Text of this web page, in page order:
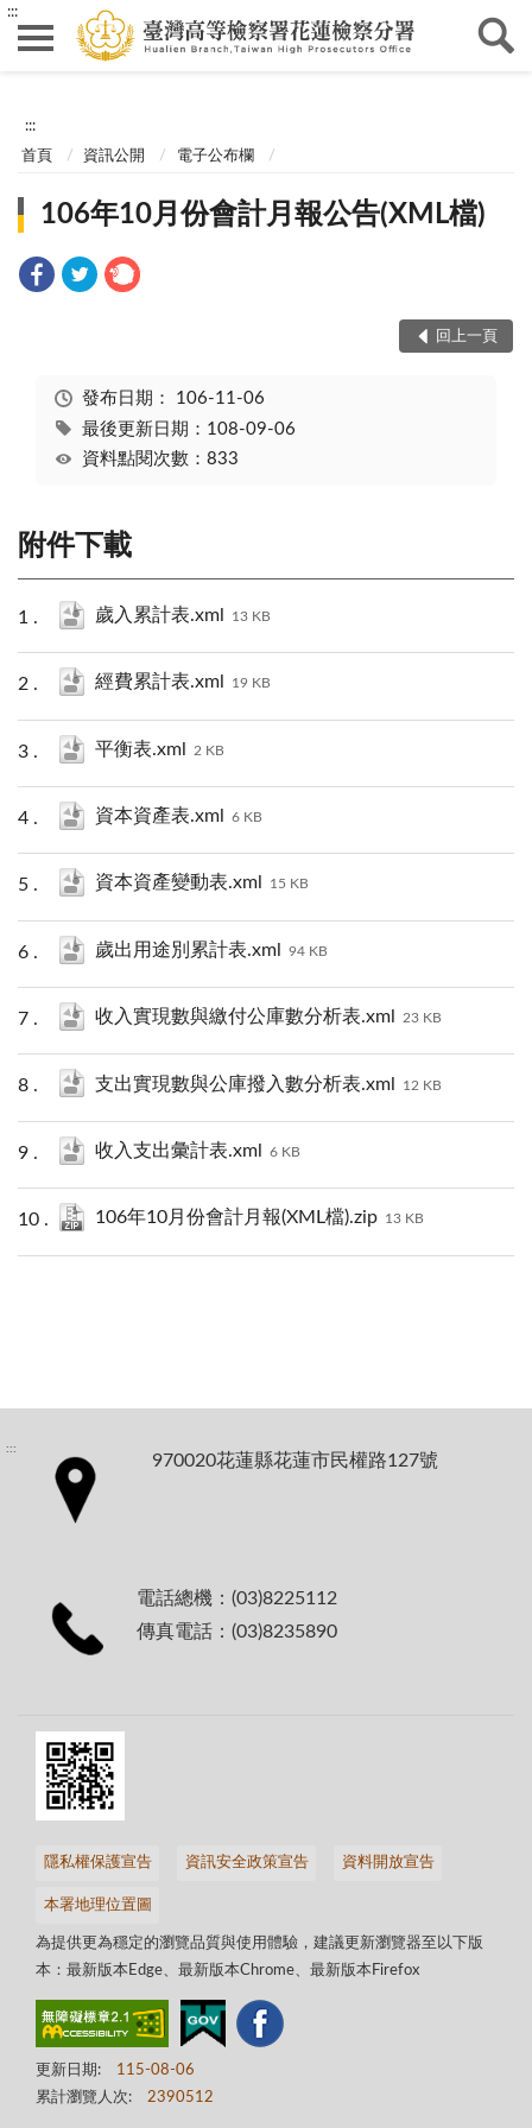
:::
:::
首頁 資訊公開 電子公布欄
106年10月份會計月報公告(XML檔)
回上一頁
發布日期： 106-11-06
最後更新日期：108-09-06
資料點閱次數：833
附件下載
歲入累計表.xml 13 KB
經費累計表.xml 19 KB
平衡表.xml 2 KB
資本資產表.xml 6 KB
資本資產變動表.xml 15 KB
歲出用途別累計表.xml 94 KB
收入實現數與繳付公庫數分析表.xml 23 KB
支出實現數與公庫撥入數分析表.xml 12 KB
收入支出彙計表.xml 6 KB
106年10月份會計月報(XML檔).zip 13 KB
:::
970020花蓮縣花蓮市民權路127號
電話總機：(03)8225112
傳真電話：(03)8235890
隱私權保護宣告 資訊安全政策宣告 資料開放宣告
本署地理位置圖
為提供更為穩定的瀏覽品質與使用體驗，建議更新瀏覽器至以下版
本：最新版本Edge、最新版本Chrome、最新版本Firefox
更新日期:
115-08-06
累計瀏覽人次:
2390512